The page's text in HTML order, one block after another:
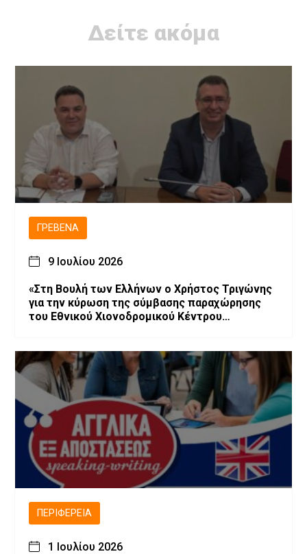
Δείτε ακόμα
ΓΡΕΒΕΝΆ
9 Ιουλίου 2026
«Στη Βουλή των Ελλήνων ο Χρήστος Τριγώνης
για την κύρωση της σύμβασης παραχώρησης
του Εθνικού Χιονοδρομικού Κέντρου
ΠΕΡΙΦΈΡΕΙΑ
1 Ιουλίου 2026